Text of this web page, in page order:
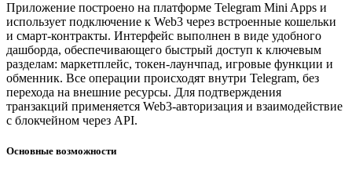
Приложение построено на платформе Telegram Mini Apps и
использует подключение к Web3 через встроенные кошельки
и смарт-контракты. Интерфейс выполнен в виде удобного
дашборда, обеспечивающего быстрый доступ к ключевым
разделам: маркетплейс, токен-лаунчпад, игровые функции и
обменник. Все операции происходят внутри Telegram, без
перехода на внешние ресурсы. Для подтверждения
транзакций применяется Web3-авторизация и взаимодействие
с блокчейном через API.
Основные возможности